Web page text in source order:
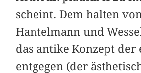
scheint. Dem halten von
Hantelmann und
das antike Konzept der
entgegen (der